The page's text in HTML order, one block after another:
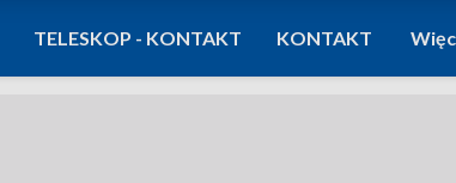
TELESKOP - KONTAKT KONTAKT